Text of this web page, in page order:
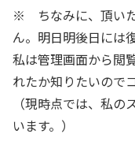
※ ちなみに、頂い
ん。明日明後日には
私は管理画面から閲
れたか知りたいので
（現時点では、私
います。）